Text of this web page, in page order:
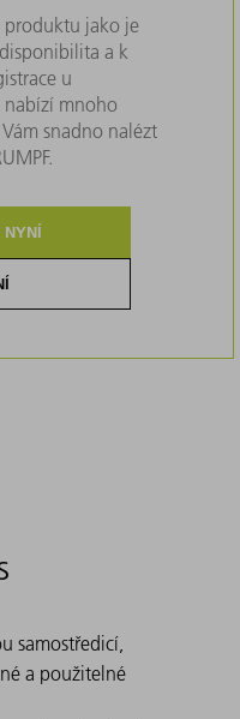
produktu jako je
a k
u
nabízí mnoho
snadno nalézt
NYNÍ
samostředicí,
a použitelné